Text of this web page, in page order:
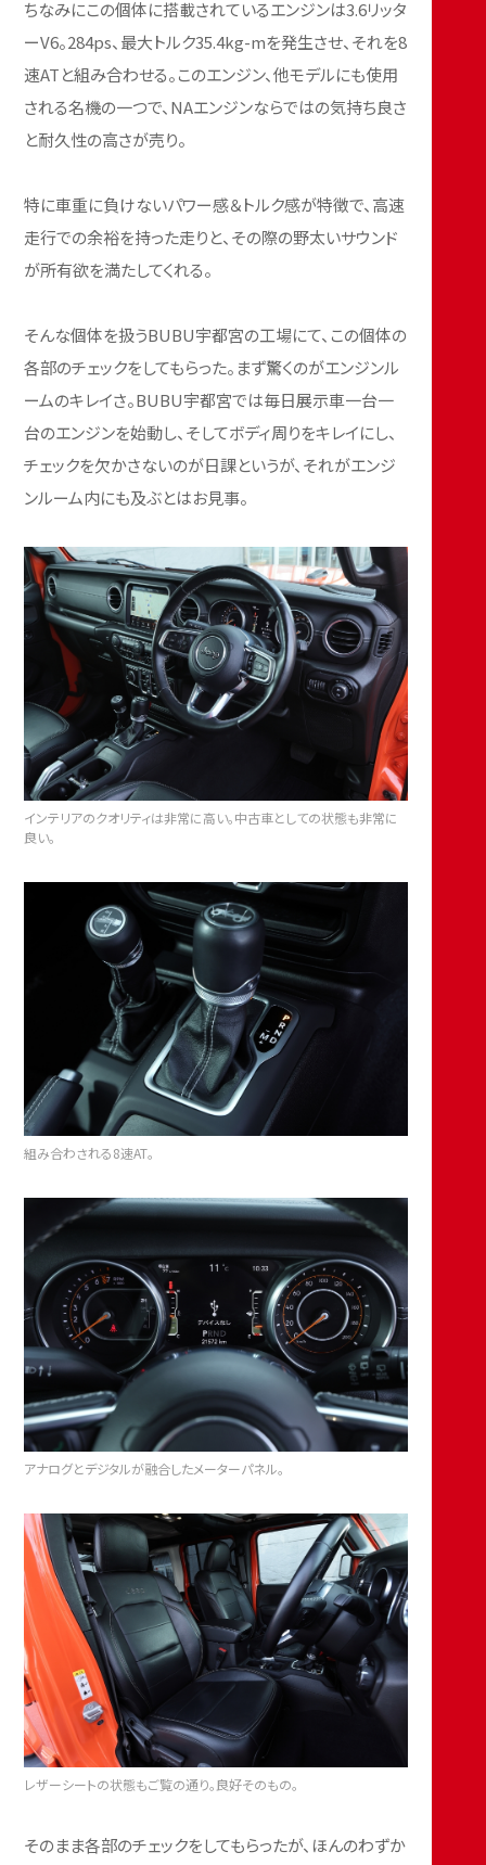
ちなみにこの個体に搭載されているエンジンは3.6リッタ
ーV6。284ps、最大トルク35.4kg-mを発生させ、それを8
速ATと組み合わせる。このエンジン、他モデルにも使用
される名機の一つで、NAエンジンならではの気持ち良さ
と耐久性の高さが売り。
特に車重に負けないパワー感＆トルク感が特徴で、高速
走行での余裕を持った走りと、その際の野太いサウンド
が所有欲を満たしてくれる。
そんな個体を扱うBUBU宇都宮の工場にて、この個体の
各部のチェックをしてもらった。まず驚くのがエンジンル
ームのキレイさ。BUBU宇都宮では毎日展示車一台一
台のエンジンを始動し、そしてボディ周りをキレイにし、
チェックを欠かさないのが日課というが、それがエンジ
ンルーム内にも及ぶとはお見事。
インテリアのクオリティは非常に高い。中古車としての状態も非常に
良い。
組み合わされる8速AT。
アナログとデジタルが融合したメーターパネル。
レザーシートの状態もご覧の通り。良好そのもの。
そのまま各部のチェックをしてもらったが、ほんのわずか